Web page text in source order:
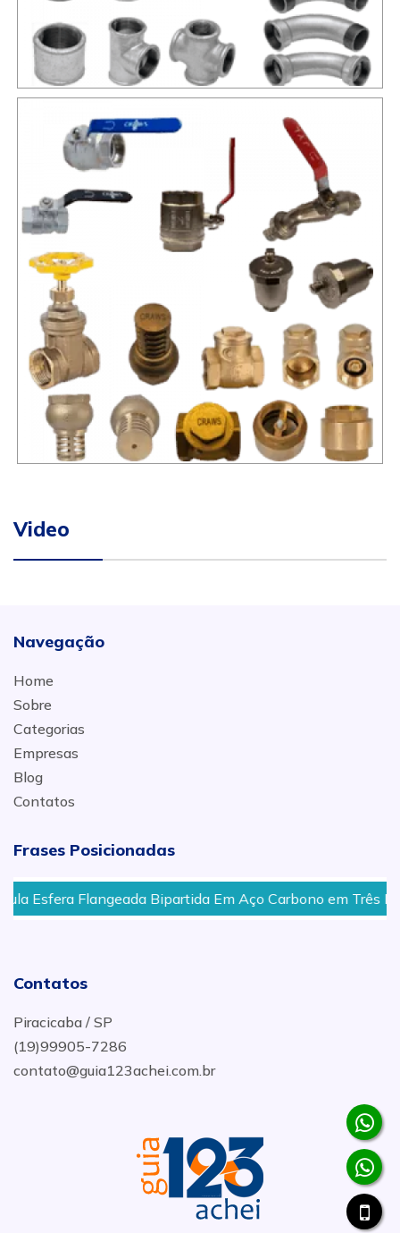
Video
Navegação
Home
Sobre
Categorias
Empresas
Blog
Contatos
Frases Posicionadas
Flangeada Bipartida Em Aço Carbono em Três Lagoas
Contatos
Piracicaba / SP
(19)99905-7286
contato@guia123achei.com.br